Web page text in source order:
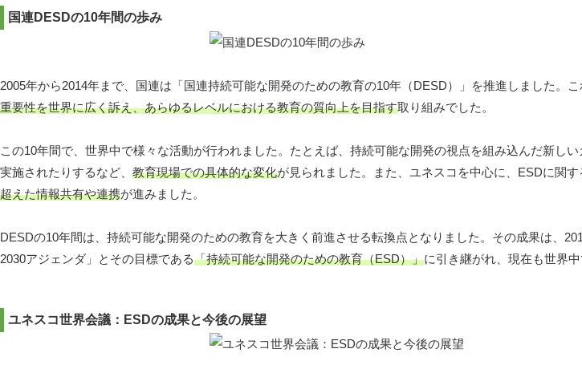
国連DESDの10年間の歩み
2005年から2014年まで、国連は「国連持続可能な開発のための教育の10年（DESD）」を推進しました。こ
重要性を世界に広く訴え、あらゆるレベルにおける教育の質向上を目指す取り組みでした。
この10年間で、世界中で様々な活動が行われました。たとえば、持続可能な開発の視点を組み込んだ新し
実施されたりするなど、 教育現場での具体的な変化が見られました。また、ユネスコを中心に、ESDに関す
超えた情報共有や連携が進みました。
DESDの10年間は、持続可能な開発のための教育を大きく前進させる転換点となりました。その成果は、
2030アジェンダ」とその目標である「持続可能な開発のための教育（ESD）」に引き継がれ、現在も世界
ユネスコ世界会議：ESDの成果と今後の展望